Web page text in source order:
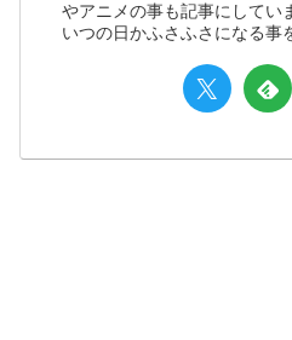
やアニメの事も記事にしてい
いつの日かふさふさになる事